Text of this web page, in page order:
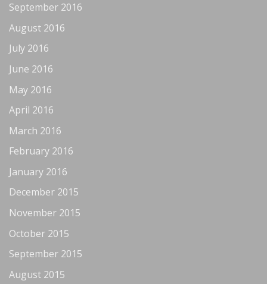
September 2016
August 2016
July 2016
June 2016
May 2016
April 2016
March 2016
February 2016
January 2016
December 2015
November 2015
October 2015
September 2015
August 2015